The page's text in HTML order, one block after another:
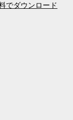
でダウンロード